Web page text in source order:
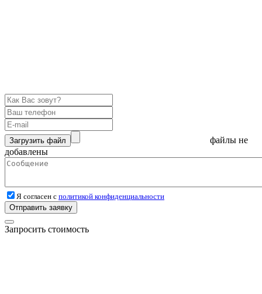
Загрузить файл
файлы не
добавлены
Я согласен с политикой конфиденциальности
Отправить заявку
Запросить стоимость